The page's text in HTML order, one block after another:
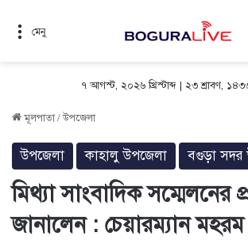
মেনু
৭ আগস্ট, ২০২৬ খ্রিস্টাব্দ| ২৩ শ্রাবণ, ১৪৩৩
মূলপাতা/উপজেলা
উপজেলা কাহালু উপজেলা বগুড়া সদর
মিথ্যা সাংবাদিক সম্মেলনের
জানালেন : চেয়ারম্যান